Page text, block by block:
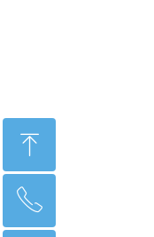
ꁸ
回到顶部
ꂅ